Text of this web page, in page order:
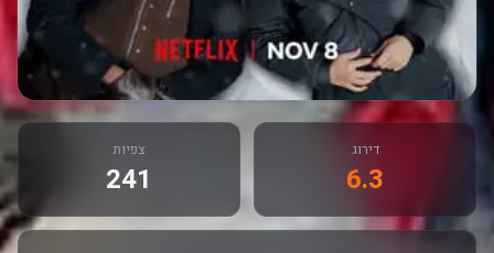
דירוג
6.3
צפיות
241